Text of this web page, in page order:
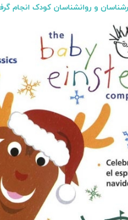
و روانشناسان کودک انجام